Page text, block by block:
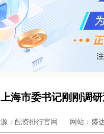
海市委书记刚刚调
：配资排行官网 网站：盛